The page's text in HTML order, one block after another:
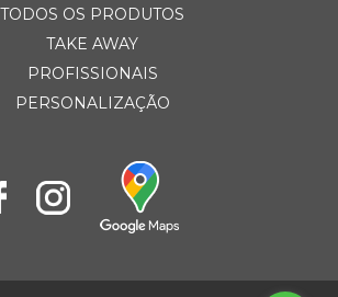
TODOS OS PRODUTOS
TAKE AWAY
PROFISSIONAIS
PERSONALIZAÇÃO